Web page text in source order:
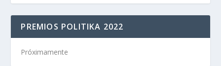
PREMIOS POLITIKA 2022
Próximamente